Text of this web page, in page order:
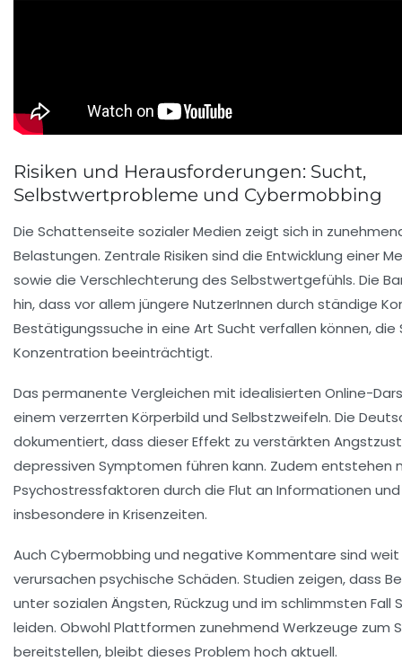
Risiken und Herausforderungen: Sucht,
Selbstwertprobleme und Cybermobbing
Die Schattenseite sozialer Medien zeigt sich in
Belastungen. Zentrale Risiken sind die Entwicklung einer
sowie die Verschlechterung des Selbstwertgefühls. Die
hin, dass vor allem jüngere NutzerInnen durch ständige
Bestätigungssuche in eine Art Sucht verfallen können, die
Konzentration beeinträchtigt.
Das permanente Vergleichen mit idealisierten Online-
einem verzerrten Körperbild und Selbstzweifeln. Die
dokumentiert, dass dieser Effekt zu verstärkten
depressiven Symptomen führen kann. Zudem entstehen
Psychostressfaktoren durch die Flut an Informationen
insbesondere in Krisenzeiten.
Auch Cybermobbing und negative Kommentare sind
verursachen psychische Schäden. Studien zeigen, dass
unter sozialen Ängsten, Rückzug und im schlimmsten Fall
leiden. Obwohl Plattformen zunehmend Werkzeuge zum
bereitstellen, bleibt dieses Problem hoch aktuell.